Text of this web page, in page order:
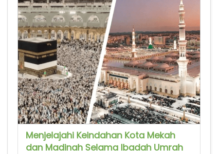
Menjelajahi Keindahan Kota Mekah
dan Madinah Selama Ibadah Umrah